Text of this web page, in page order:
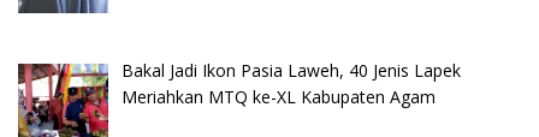
Bakal Jadi Ikon Pasia Laweh, 40 Jenis Lapek
Meriahkan MTQ ke-XL Kabupaten Agam